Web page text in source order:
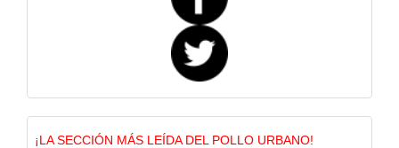
¡LA SECCIÓN MÁS LEÍDA DEL POLLO URBANO!